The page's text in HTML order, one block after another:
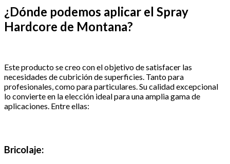
¿Dónde podemos aplicar el Spray
Hardcore de Montana?
Este producto se creo con el objetivo de satisfacer las
necesidades de cubrición de superficies. Tanto para
profesionales, como para particulares. Su calidad excepcional
lo convierte en la elección ideal para una amplia gama de
aplicaciones. Entre ellas:
Bricolaje: